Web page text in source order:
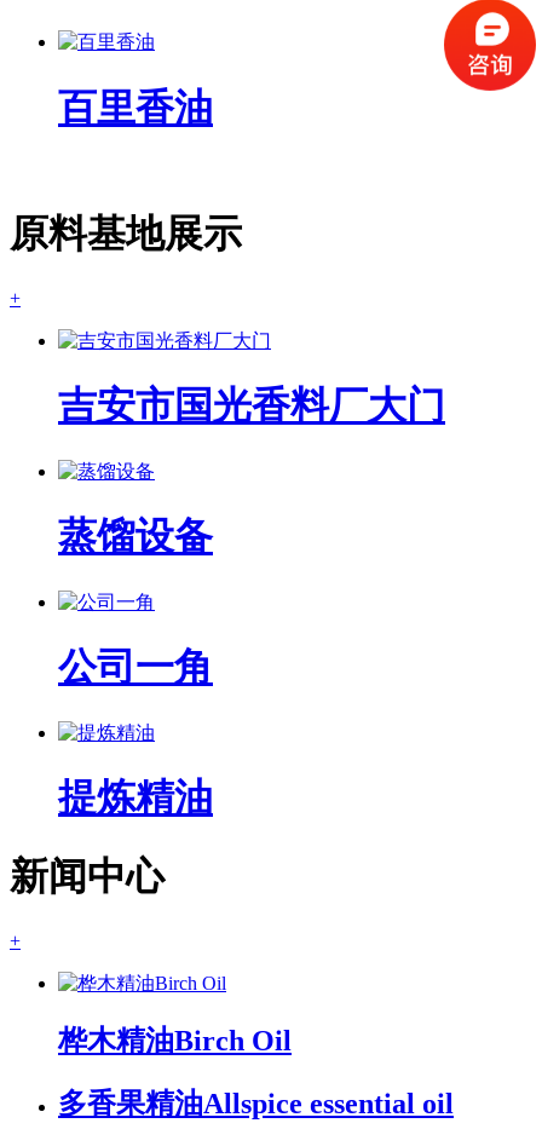
百里香油
原料基地展示
+
吉安市国光香料厂大门
蒸馏设备
公司一角
提炼精油
新闻中心
+
桦木精油Birch Oil
多香果精油Allspice essential oil